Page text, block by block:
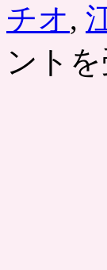
チオ,
ント